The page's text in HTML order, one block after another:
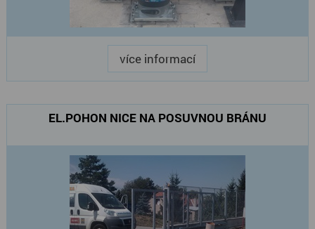
více informací
EL.POHON NICE NA POSUVNOU BRÁNU